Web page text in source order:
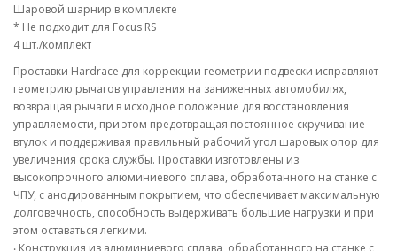
Шаровой шарнир в комплекте
* Не подходит для Focus RS
4 шт./комплект
Проставки Hardrace для коррекции геометрии подвески исправляют
геометрию рычагов управления на заниженных автомобилях,
возвращая рычаги в исходное положение для восстановления
управляемости, при этом предотвращая постоянное скручивание
втулок и поддерживая правильный рабочий угол шаровых опор для
увеличения срока службы. Проставки изготовлены из
высокопрочного алюминиевого сплава, обработанного на станке с
ЧПУ, с анодированным покрытием, что обеспечивает максимальную
долговечность, способность выдерживать большие нагрузки и при
этом оставаться легкими.
‧ Конструкция из алюминиевого сплава, обработанного на станке с